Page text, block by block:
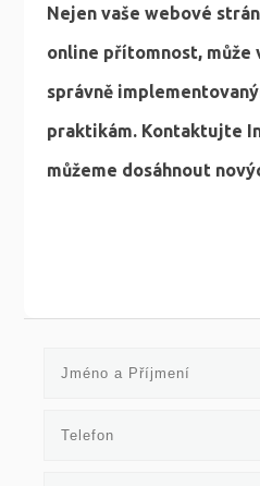
Nejen vaše webové
online přítomnost, může
správně
praktikám. Kontaktujte
můžeme dosáhnout